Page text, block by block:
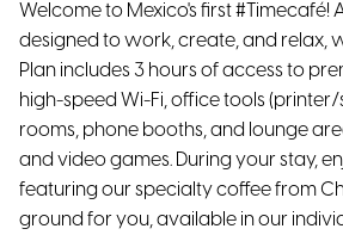
Welcome to Mexico's first #Timecafé!
designed to work, create, and relax,
Plan includes 3 hours of access to
high-speed Wi-Fi, office tools
rooms, phone booths, and lounge
and video games. During your stay,
featuring our specialty coffee from
ground for you, available in our